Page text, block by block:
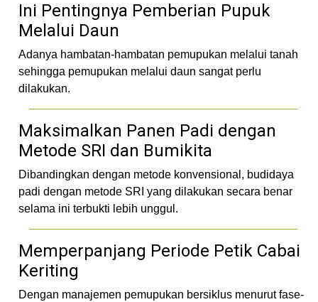
Ini Pentingnya Pemberian Pupuk
Melalui Daun
Adanya hambatan-hambatan pemupukan melalui tanah
sehingga pemupukan melalui daun sangat perlu
dilakukan.
Maksimalkan Panen Padi dengan
Metode SRI dan Bumikita
Dibandingkan dengan metode konvensional, budidaya
padi dengan metode SRI yang dilakukan secara benar
selama ini terbukti lebih unggul.
Memperpanjang Periode Petik Cabai
Keriting
Dengan manajemen pemupukan bersiklus menurut fase-